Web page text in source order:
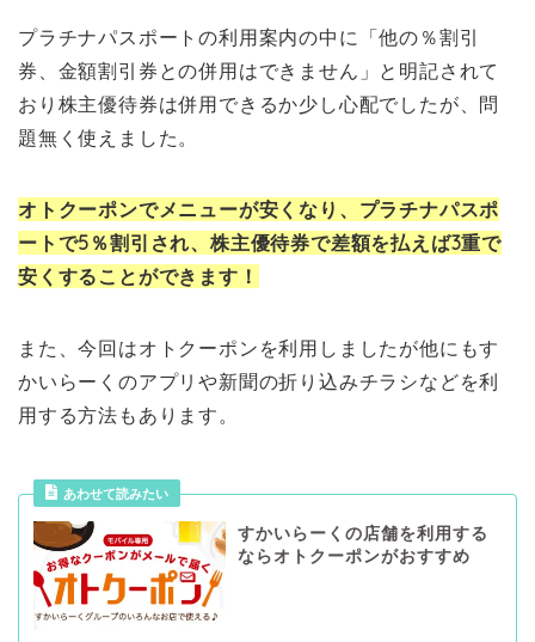
プラチナパスポートの利用案内の中に「他の％割引
券、金額割引券との併用はできません」と明記されて
おり株主優待券は併用できるか少し心配でしたが、問
題無く使えました。
オトクーポンでメニューが安くなり、プラチナパスポ
ートで5％割引され、株主優待券で差額を払えば3重で
安くすることができます！
また、今回はオトクーポンを利用しましたが他にもす
かいらーくのアプリや新聞の折り込みチラシなどを利
用する方法もあります。
あわせて読みたい
すかいらーくの店舗を利用する
ならオトクーポンがおすすめ